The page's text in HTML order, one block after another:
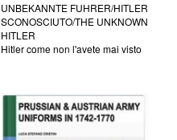
UNBEKANNTE FUHRER/HITLER
SCONOSCIUTO/THE UNKNOWN
HITLER
Hitler come non l'avete mai visto